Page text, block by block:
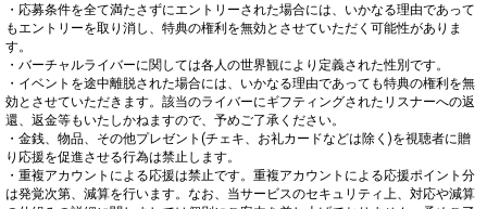
・応募条件を全て満たさずにエントリーされた場合には、いかなる理由であって
もエントリーを取り消し、特典の権利を無効とさせていただく可能性がありま
す。
・バーチャルライバーに関しては各人の世界観により定義された性別です。
・イベントを途中離脱された場合には、いかなる理由であっても特典の権利を無
効とさせていただきます。該当のライバーにギフティングされたリスナーへの返
還、返金等もいたしかねますので、予めご了承ください。
・金銭、物品、その他プレゼント(チェキ、お礼カードなどは除く)を視聴者に贈
り応援を促進させる行為は禁止します。
・重複アカウントによる応援は禁止です。重複アカウントによる応援ポイント分
は発覚次第、減算を行います。なお、当サービスのセキュリティ上、対応や減算